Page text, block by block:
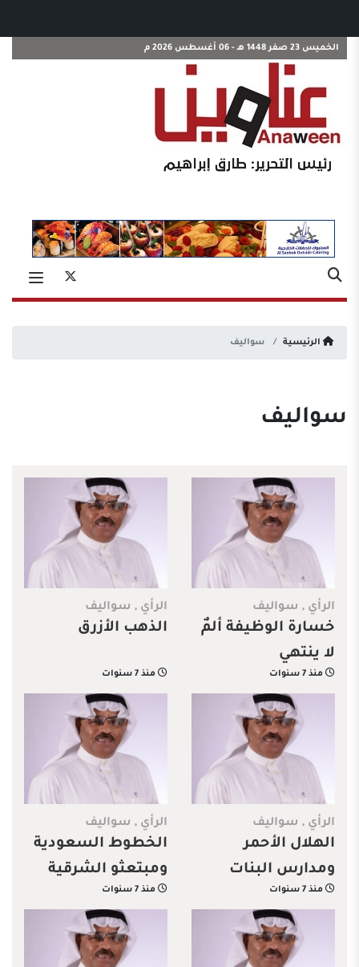
الخميس 23 صفر 1448 هـ - 06 أغسطس 2026 م
الرئيسية سواليف
سواليف
الرأي , سواليف
خسارة الوظيفة ألمٌ
لا ينتهي
منذ 7 سنوات
الرأي , سواليف
الذهب الأزرق
منذ 7 سنوات
الرأي , سواليف
الهلال الأحمر
ومدارس البنات
منذ 7 سنوات
الرأي , سواليف
الخطوط السعودية
ومبتعثو الشرقية
منذ 7 سنوات